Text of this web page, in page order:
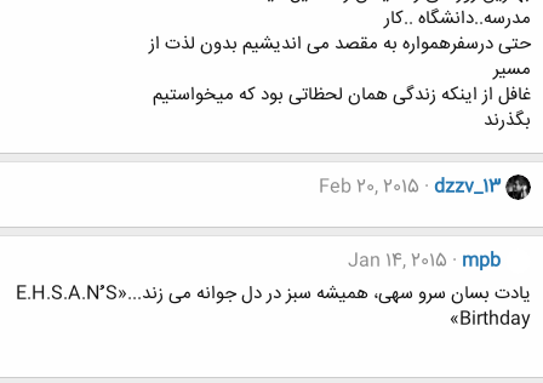
ﻣﺪﺭﺳﻪ..ﺩﺍﻧﺸﮕﺎﻩ ..ﮐﺎﺭ
ﺣﺘﯽ ﺩﺭﺳﻔﺮﻫﻤﻮﺍﺭﻩ ﺑﻪ ﻣﻘﺼﺪ ﻣﯽ ﺍﻧﺪﯾﺸﯿﻢ ﺑﺪﻭﻥ ﻟﺬﺕ ﺍﺯ
ﻣﺴﯿﺮ
ﻏﺎﻓﻞ ﺍﺯ ﺍﯾﻨﮑﻪ ﺯﻧﺪﮔﯽ ﻫﻤﺎﻥ ﻟﺤﻈﺎﺗﯽ ﺑﻮﺩ ﮐﻪ ﻣﯿﺨﻮﺍﺳﺘﯿﻢ
ﺑﮕﺬﺭﻧﺪ
dzzv_13
Feb 20, 2015
mpb
Jan 14, 2015
یادت بسان سرو سهی، همیشه سبز در دل جوانه می زند...«E.H.S.A.Nُُُ S
Birthday»